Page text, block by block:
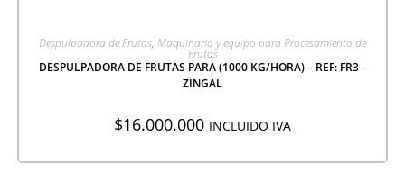
AGREGAR A COTIZACIÓN
Despulpadora de Frutas, Maquinaria y equipo para Procesamiento de
Frutas
DESPULPADORA DE FRUTAS PARA (1000 KG/HORA) – REF: FR3 –
ZINGAL
$16.000.000 INCLUIDO IVA